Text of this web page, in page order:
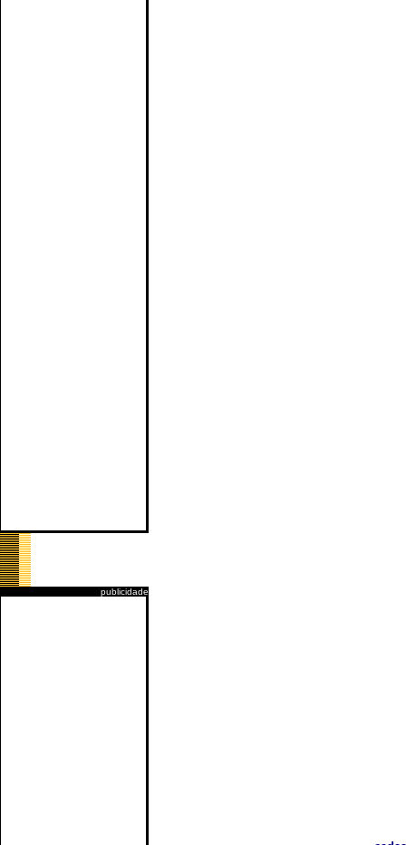
publicidade